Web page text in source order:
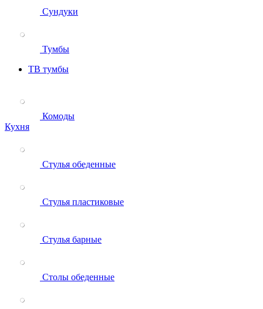
Сундуки
Тумбы
ТВ тумбы
Комоды
Кухня
Стулья обеденные
Стулья пластиковые
Стулья барные
Столы обеденные